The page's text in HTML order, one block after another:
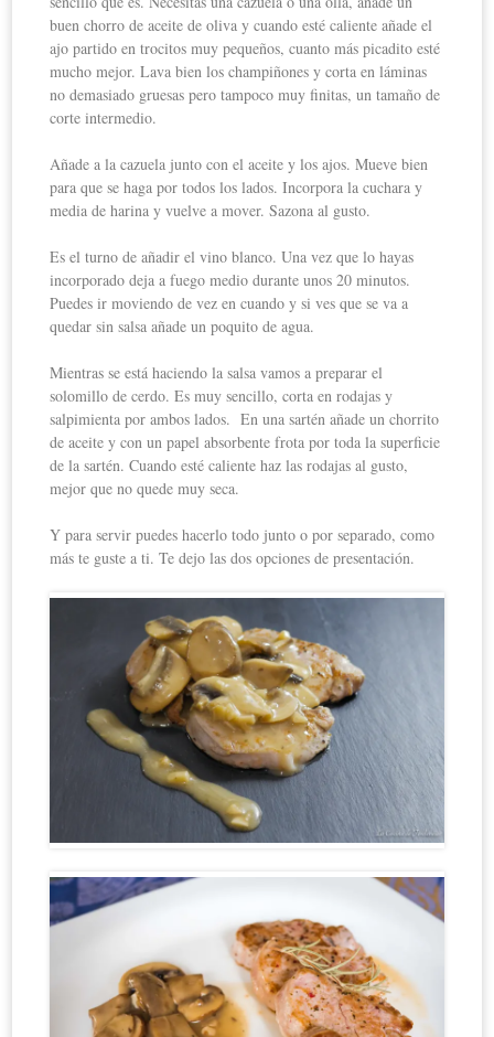
buen chorro de aceite de oliva y cuando esté caliente añade el
ajo partido en trocitos muy pequeños, cuanto más picadito esté
mucho mejor. Lava bien los champiñones y corta en láminas
no demasiado gruesas pero tampoco muy finitas, un tamaño de
corte intermedio.
Añade a la cazuela junto con el aceite y los ajos. Mueve bien
para que se haga por todos los lados. Incorpora la cuchara y
media de harina y vuelve a mover. Sazona al gusto.
Es el turno de añadir el vino blanco. Una vez que lo hayas
incorporado deja a fuego medio durante unos 20 minutos.
Puedes ir moviendo de vez en cuando y si ves que se va a
quedar sin salsa añade un poquito de agua.
Mientras se está haciendo la salsa vamos a preparar el
solomillo de cerdo. Es muy sencillo, corta en rodajas y
salpimienta por ambos lados. En una sartén añade un chorrito
de aceite y con un papel absorbente frota por toda la superficie
de la sartén. Cuando esté caliente haz las rodajas al gusto,
mejor que no quede muy seca.
Y para servir puedes hacerlo todo junto o por separado, como
más te guste a ti. Te dejo las dos opciones de presentación.